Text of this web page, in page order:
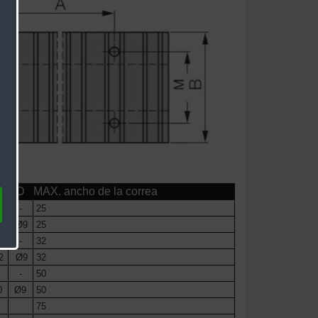
D MAX. ancho de la correa
-
25
Ø9
25
-
32
Ø9
32
-
50
Ø9
50
75